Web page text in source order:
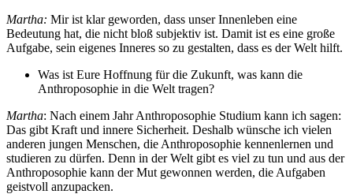
Martha: Mir ist klar geworden, dass unser Innenleben eine
Bedeutung hat, die nicht bloß subjektiv ist. Damit ist es eine große
Aufgabe, sein eigenes Inneres so zu gestalten, dass es der Welt hilft.
Was ist Eure Hoffnung für die Zukunft, was kann die
Anthroposophie in die Welt tragen?
Martha: Nach einem Jahr Anthroposophie Studium kann ich sagen:
Das gibt Kraft und innere Sicherheit. Deshalb wünsche ich vielen
anderen jungen Menschen, die Anthroposophie kennenlernen und
studieren zu dürfen. Denn in der Welt gibt es viel zu tun und aus der
Anthroposophie kann der Mut gewonnen werden, die Aufgaben
geistvoll anzupacken.